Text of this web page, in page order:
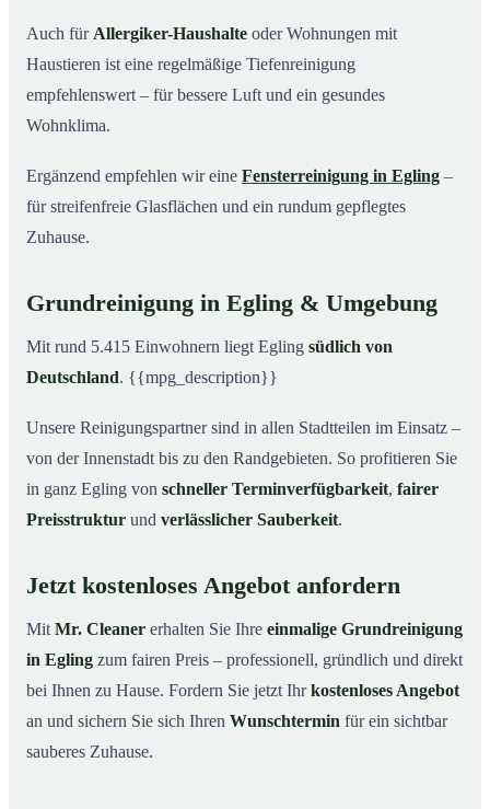
Auch für Allergiker-Haushalte oder Wohnungen mit
Haustieren ist eine regelmäßige Tiefenreinigung
empfehlenswert – für bessere Luft und ein gesundes
Wohnklima.
Ergänzend empfehlen wir eine Fensterreinigung in Egling –
für streifenfreie Glasflächen und ein rundum gepflegtes
Zuhause.
Grundreinigung in Egling & Umgebung
Mit rund 5.415 Einwohnern liegt Egling südlich von
Deutschland. {{mpg_description}}
Unsere Reinigungspartner sind in allen Stadtteilen im Einsatz –
von der Innenstadt bis zu den Randgebieten. So profitieren Sie
in ganz Egling von schneller Terminverfügbarkeit, fairer
Preisstruktur und verlässlicher Sauberkeit.
Jetzt kostenloses Angebot anfordern
Mit Mr. Cleaner erhalten Sie Ihre einmalige Grundreinigung
in Egling zum fairen Preis – professionell, gründlich und direkt
bei Ihnen zu Hause. Fordern Sie jetzt Ihrkostenloses Angebot
an und sichern Sie sich Ihren Wunschtermin für ein sichtbar
sauberes Zuhause.